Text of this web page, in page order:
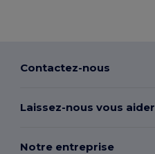
Contactez-nous
Laissez-nous vous aider
Notre entreprise